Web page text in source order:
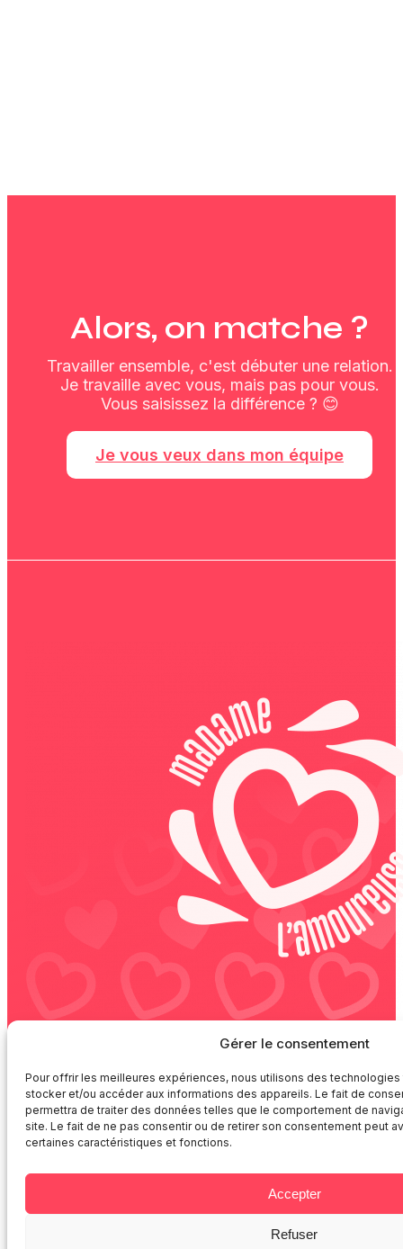
stocker et/ou accéder aux informations des appareils. Le fait de
permettra de traiter des données telles que le comportement de
site. Le fait de ne pas consentir ou de retirer son consentement peut
certaines caractéristiques et fonctions.
Accepter
Refuser
Alors, on matche ?
Travailler ensemble, c'est débuter une relation.
Je travaille avec vous, mais pas pour vous.
Vous saisissez la différence ? 😊
Je vous veux dans mon équipe
Création de contenus site internet, réseaux
Accompagnement Réseaux Sociaux Orléans, aide
aide Réseaux Sociaux Orléans.
Noémie Schlachter-Bourgouin ( Madame
SIRET :83894822200040